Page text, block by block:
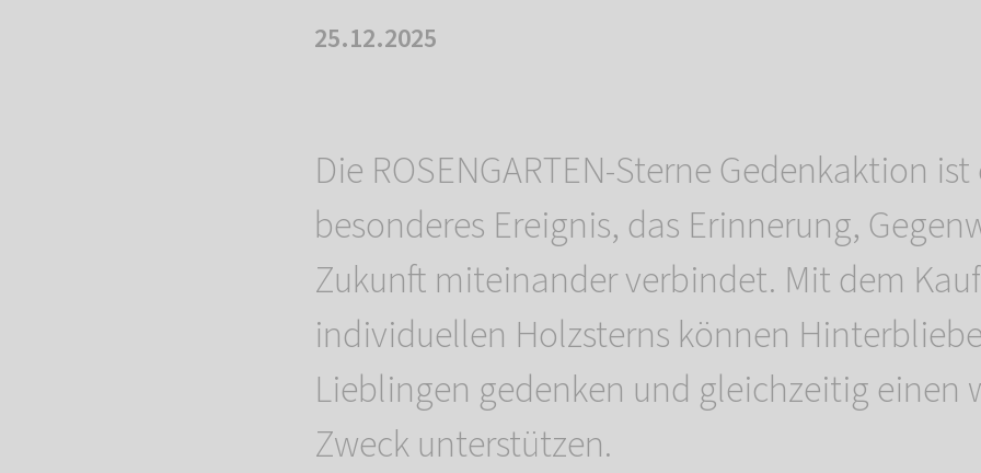
25.12.2025
Die ROSENGARTEN-Sterne Gedenkaktion
besonderes Ereignis, das Erinnerung,
Zukunft miteinander verbindet. Mit dem
individuellen Holzsterns können
Lieblingen gedenken und gleichzeitig einen
Zweck unterstützen.